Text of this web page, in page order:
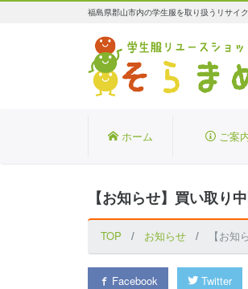
福島県郡山市内の学生服を取り扱うリサイ
ホーム ご案
【お知らせ】買い取り
TOP お知らせ 【お
Facebook Twitter